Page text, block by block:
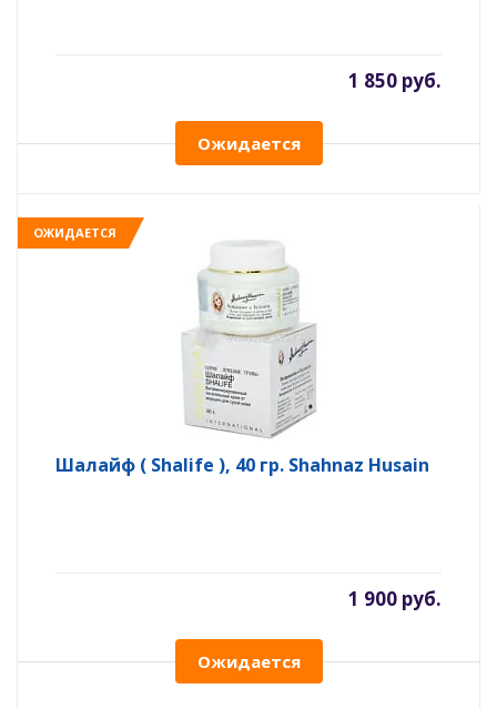
1 850 руб.
Ожидается
ОЖИДАЕТСЯ
Шалайф ( Shalife ), 40 гр. Shahnaz Husain
1 900 руб.
Ожидается